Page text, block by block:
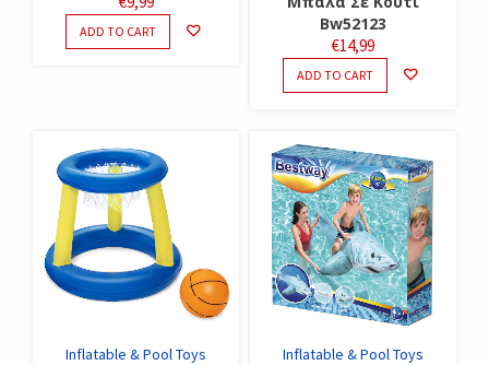
ADD TO CART
Bw52123
€14,99
ADD TO CART
Inflatable & Pool Toys Inflatable & Pool Toys